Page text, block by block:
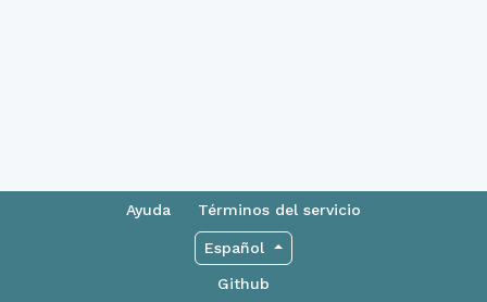
Ayuda Términos del servicio
Español
Github